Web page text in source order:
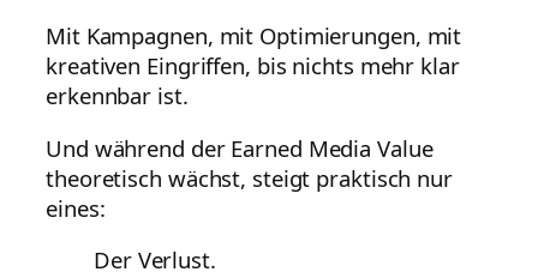
Mit Kampagnen, mit Optimierungen, mit
kreativen Eingriffen, bis nichts mehr klar
erkennbar ist.
Und während der Earned Media Value
theoretisch wächst, steigt praktisch nur
eines:
Der Verlust.